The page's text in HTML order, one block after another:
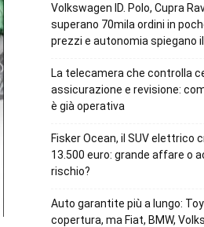
Volkswagen ID. Polo, Cupra
superano 70mila ordini in
prezzi e autonomia spiegano
La telecamera che controlla
assicurazione e revisione:
è già operativa
Fisker Ocean, il SUV elettrico
13.500 euro: grande affare o
rischio?
Auto garantite più a lungo:
copertura, ma Fiat, BMW,